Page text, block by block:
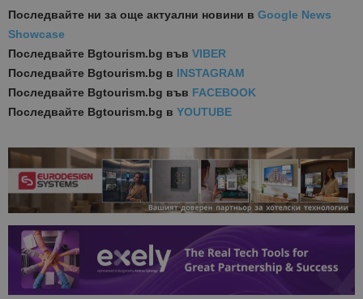
Последвайте ни за още актуални новини в Google News
Showcase
Последвайте Bgtourism.bg във VIBER
Последвайте Bgtourism.bg в INSTAGRAM
Последвайте Bgtourism.bg във FACEBOOK
Последвайте Bgtourism.bg в YOUTUBE